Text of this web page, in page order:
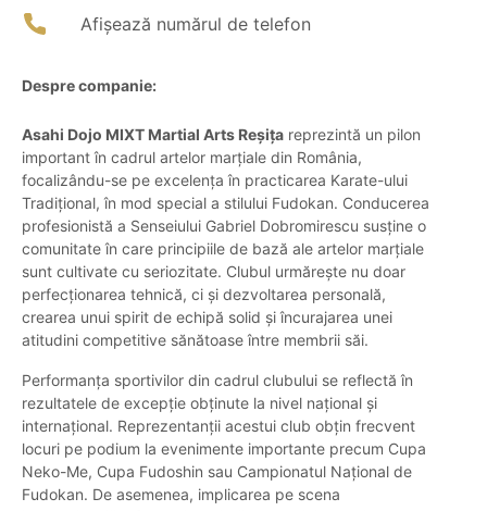
Afișează numărul de telefon
Despre companie:
Asahi Dojo MIXT Martial Arts Reșița reprezintă un pilon
important în cadrul artelor marțiale din România,
focalizându-se pe excelența în practicarea Karate-ului
Tradițional, în mod special a stilului Fudokan. Conducerea
profesionistă a Senseiului Gabriel Dobromirescu susține o
comunitate în care principiile de bază ale artelor marțiale
sunt cultivate cu seriozitate. Clubul urmărește nu doar
perfecționarea tehnică, ci și dezvoltarea personală,
crearea unui spirit de echipă solid și încurajarea unei
atitudini competitive sănătoase între membrii săi.
Performanța sportivilor din cadrul clubului se reflectă în
rezultatele de excepție obținute la nivel național și
internațional. Reprezentanții acestui club obțin frecvent
locuri pe podium la evenimente importante precum Cupa
Neko-Me, Cupa Fudoshin sau Campionatul Național de
Fudokan. De asemenea, implicarea pe scena